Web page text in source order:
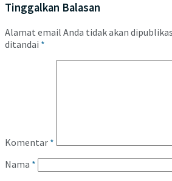
Tinggalkan Balasan
Alamat email Anda tidak akan
ditandai *
Komentar *
Nama *